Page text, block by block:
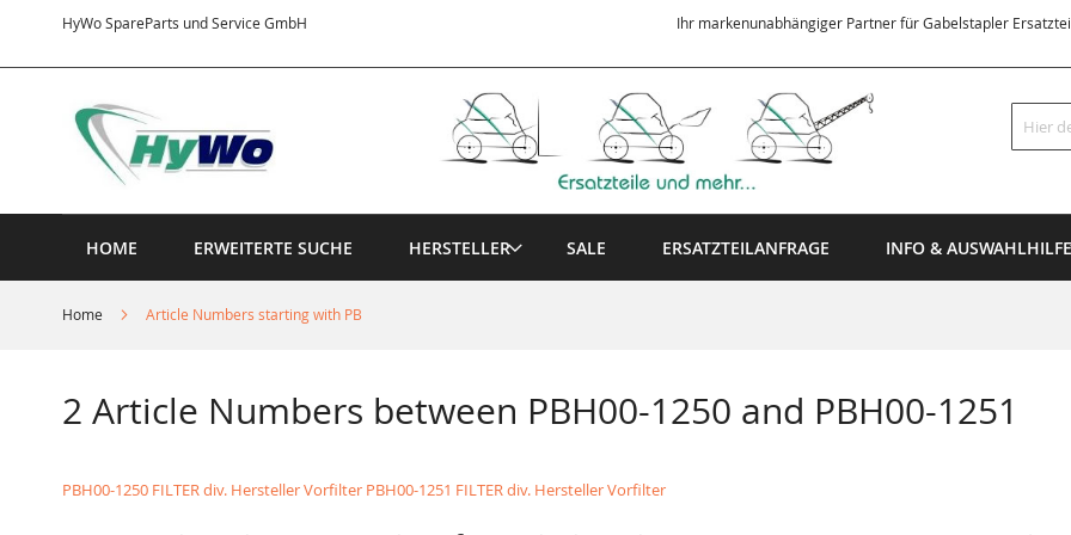
HyWo SpareParts und Service GmbH
Inhalt
Ihr markenunabhängiger Partner für Gabelstapler
Suche
HOME ERWEITERTE SUCHE HERSTELLER SALE ERSATZTEILANFRAGE INFO & AUSWAHLHILFE
Home Article Numbers starting with PB
2 Article Numbers between PBH00-1250 and PBH00-1251
PBH00-1250 FILTER div. Hersteller Vorfilter PBH00-1251 FILTER div. Hersteller Vorfilter